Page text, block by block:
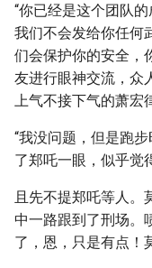
“你已经是这个团队
我们不会发给你任何
们会保护你的安全，
友进行眼神交流，众
上气不接下气的萧宏
“我没问题，但是跑
了郑吒一眼，似乎觉
且先不提郑吒等人。
中一路跟到了刑场。
了，恩，只是有点！